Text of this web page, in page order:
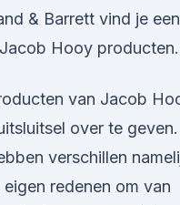
& Barrett vind je een
Hooy producten.
van Jacob
over te geven.
verschillen
redenen om van